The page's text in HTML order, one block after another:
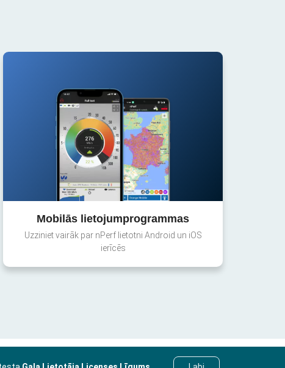
Mobilās lietojumprogrammas
Uzziniet vairāk par nPerf lietotni Android un iOS
ierīcēs